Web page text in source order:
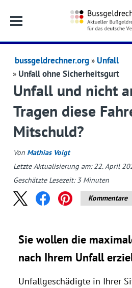
bussgeldrechner.org
Unfall
Unfall ohne Sicherheitsgurt
Unfall und nicht
Tragen diese
Mitschuld?
Von Mathias Voigt
Letzte Aktualisierung am: 22. April
Geschätzte Lesezeit:3 Minuten
Kommentare
Sie wollen die
nach Ihrem Unfall
Unfallgeschädigte in Ihrer